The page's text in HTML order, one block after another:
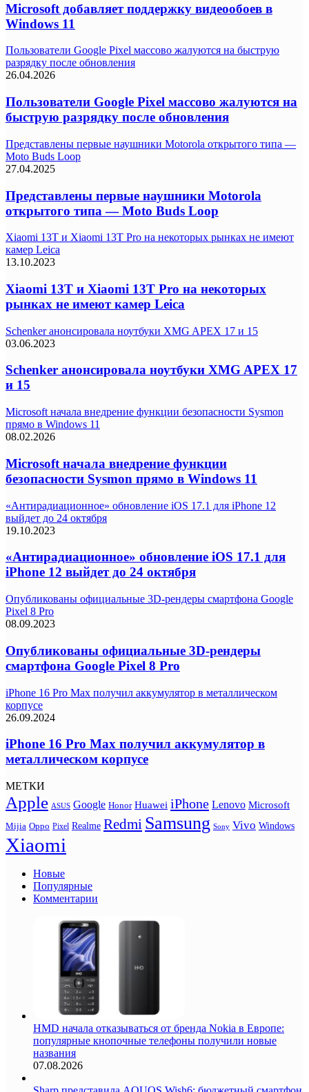
Microsoft добавляет поддержку видеообоев в
Windows 11
Пользователи Google Pixel массово жалуются на быструю
разрядку после обновления
26.04.2026
Пользователи Google Pixel массово жалуются на
быструю разрядку после обновления
Представлены первые наушники Motorola открытого типа —
Moto Buds Loop
27.04.2025
Представлены первые наушники Motorola
открытого типа — Moto Buds Loop
Xiaomi 13T и Xiaomi 13T Pro на некоторых рынках не имеют
камер Leica
13.10.2023
Xiaomi 13T и Xiaomi 13T Pro на некоторых
рынках не имеют камер Leica
Schenker анонсировала ноутбуки XMG APEX 17 и 15
03.06.2023
Schenker анонсировала ноутбуки XMG APEX 17
и 15
Microsoft начала внедрение функции безопасности Sysmon
прямо в Windows 11
08.02.2026
Microsoft начала внедрение функции
безопасности Sysmon прямо в Windows 11
«Антирадиационное» обновление iOS 17.1 для iPhone 12
выйдет до 24 октября
19.10.2023
«Антирадиационное» обновление iOS 17.1 для
iPhone 12 выйдет до 24 октября
Опубликованы официальные 3D-рендеры смартфона Google
Pixel 8 Pro
08.09.2023
Опубликованы официальные 3D-рендеры
смартфона Google Pixel 8 Pro
iPhone 16 Pro Max получил аккумулятор в металлическом
корпусе
26.09.2024
iPhone 16 Pro Max получил аккумулятор в
металлическом корпусе
МЕТКИ
Apple ASUS Google Honor Huawei iPhone Lenovo Microsoft
Mijia Oppo Pixel Realme Redmi Samsung Sony Vivo Windows
Xiaomi
Новые
Популярные
Комментарии
HMD начала отказываться от бренда Nokia в Европе:
популярные кнопочные телефоны получили новые
названия
07.08.2026